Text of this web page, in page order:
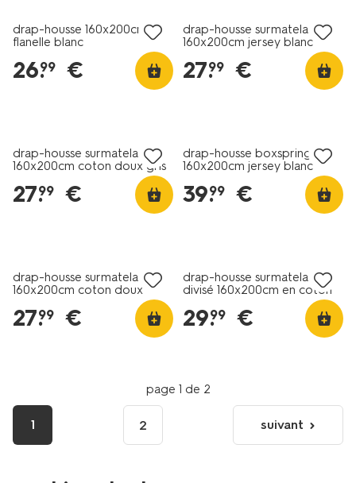
drap-housse 160x200cm
flanelle blanc
26.
99 €
drap-housse surmatelas
160x200cm jersey blanc
27.
99 €
drap-housse surmatelas
160x200cm coton doux gris
27.
99 €
drap-housse boxspring
160x200cm jersey blanc
39.
99 €
drap-housse surmatelas
160x200cm coton doux
27.
99 €
drap-housse surmatelas
divisé 160x200cm en coton
29.
99 €
page 1 de 2
1 2
page
suivante
suivant